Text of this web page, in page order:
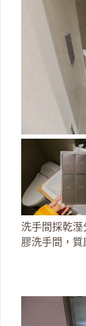
洗手間採乾
膠洗手間，質